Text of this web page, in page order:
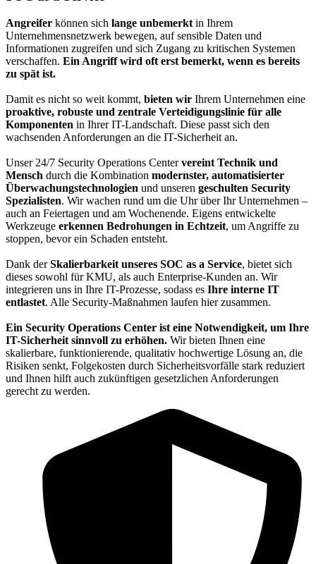
Angreifer können sich lange unbemerkt in Ihrem
Unternehmensnetzwerk bewegen, auf sensible Daten und
Informationen zugreifen und sich Zugang zu kritischen Systemen
verschaffen. Ein Angriff wird oft erst bemerkt, wenn es bereits
zu spät ist.
Damit es nicht so weit kommt, bieten wir Ihrem Unternehmen eine
proaktive, robuste und zentrale Verteidigungslinie für alle
Komponenten in Ihrer IT-Landschaft. Diese passt sich den
wachsenden Anforderungen an die IT-Sicherheit an.
Unser 24/7 Security Operations Centervereint Technik und
Mensch durch die Kombination modernster, automatisierter
Überwachungstechnologien und unseren geschulten Security
Spezialisten. Wir wachen rund um die Uhr über Ihr Unternehmen –
auch an Feiertagen und am Wochenende. Eigens entwickelte
Werkzeuge erkennen Bedrohungen in Echtzeit, um Angriffe zu
stoppen, bevor ein Schaden entsteht.
Dank derSkalierbarkeit unseres SOC as a Service, bietet sich
dieses sowohl für KMU, als auch Enterprise-Kunden an. Wir
integrieren uns in Ihre IT-Prozesse, sodass es Ihre interne IT
entlastet. Alle Security-Maßnahmen laufen hier zusammen.
Ein Security Operations Center ist eine Notwendigkeit, um Ihre
IT-Sicherheit sinnvoll zu erhöhen. Wir bieten Ihnen eine
skalierbare, funktionierende, qualitativ hochwertige Lösung an, die
Risiken senkt, Folgekosten durch Sicherheitsvorfälle stark reduziert
und Ihnen hilft auch zukünftigen gesetzlichen Anforderungen
gerecht zu werden.